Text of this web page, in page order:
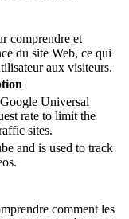
comprendre et
du site Web, ce qui
aux visiteurs.
Universal
rate to limit the
sites.
and is used to track
comment les